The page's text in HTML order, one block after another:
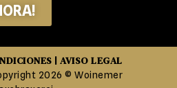
AVISO LEGAL
2026 © Woinemer